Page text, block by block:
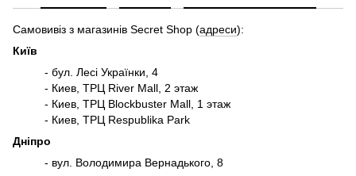
Самовивіз з магазинів Secret Shop (адреси):
Київ
- бул. Лесі Українки, 4
- Киев, ТРЦ River Mall, 2 этаж
- Киев, ТРЦ Blockbuster Mall, 1 этаж
- Киев, ТРЦ Respublika Park
Дніпро
- вул. Володимира Вернадького, 8